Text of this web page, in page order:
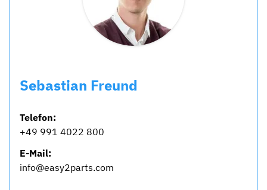
Sebastian Freund
Telefon:
+49 991 4022 800
E-Mail:
info@easy2parts.com